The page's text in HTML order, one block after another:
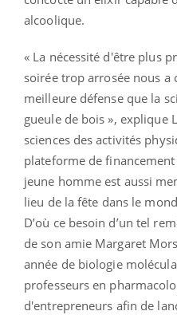
alcoolique.
« La nécessité d'être plus
soirée trop arrosée nous a
meilleure défense que la
gueule de bois », explique
sciences des activités
plateforme de
jeune homme est aussi
lieu de la fête dans le
D’où ce besoin d’un tel
de son amie Margaret
année de biologie
professeurs en
d'entrepreneurs afin de